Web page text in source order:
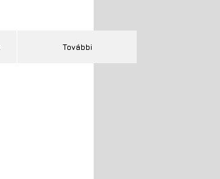
További